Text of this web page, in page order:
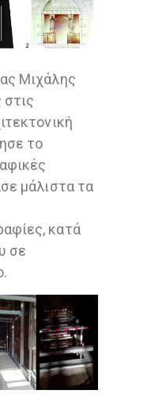
Μιχάλης
το
μάλιστα τα
κατά
σε